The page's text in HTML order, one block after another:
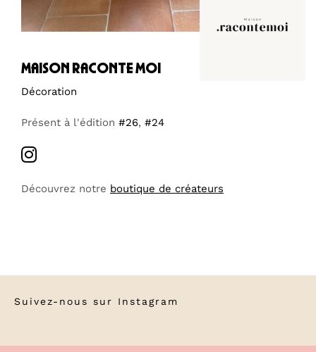
maison raconte moi
Décoration
Présent à l'édition #26, #24
Découvrez notre boutique de créateurs
Suivez-nous sur Instagram